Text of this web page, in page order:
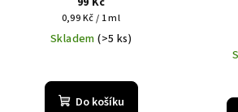
Měrná
cena:
0,99 Kč / 1 ml
Skladem(>5 ks)
Do košíku